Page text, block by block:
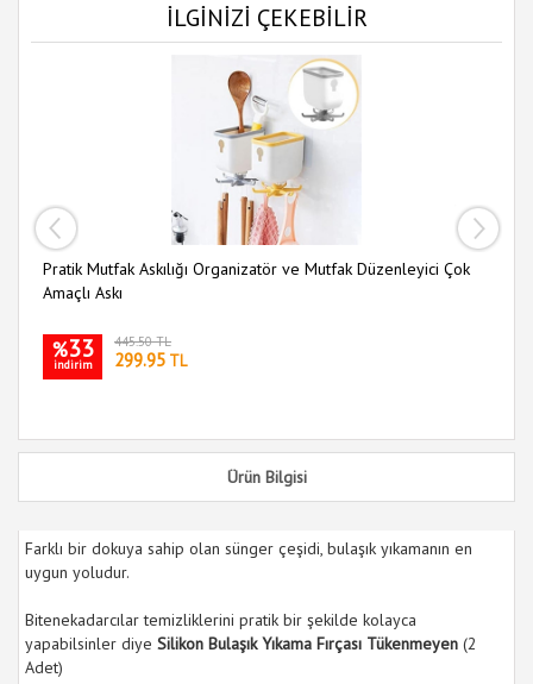
İLGİNİZİ ÇEKEBİLİR
Pratik Mutfak Askılığı Organizatör ve Mutfak Düzenleyici Çok
Amaçlı Askı
%33
indirim
445.50 TL
299.95 TL
Ürün Bilgisi
Farklı bir dokuya sahip olan sünger çeşidi, bulaşık yıkamanın en
uygun yoludur.
Bitenekadarcılar temizliklerini pratik bir şekilde kolayca
yapabilsinler diye Silikon Bulaşık Yıkama Fırçası Tükenmeyen (2
Adet)